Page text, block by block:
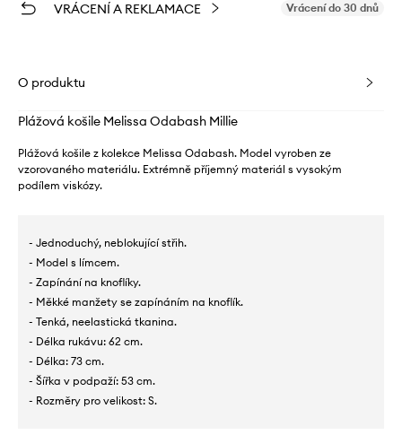
VRÁCENÍ A REKLAMACE Vrácení do 30 dnů
O produktu
Plážová košile Melissa Odabash Millie
Plážová košile z kolekce Melissa Odabash. Model vyroben ze
vzorovaného materiálu. Extrémně příjemný materiál s vysokým
podílem viskózy.
- Jednoduchý, neblokující střih.
- Model s límcem.
- Zapínání na knoflíky.
- Měkké manžety se zapínáním na knoflík.
- Tenká, neelastická tkanina.
- Délka rukávu: 62 cm.
- Délka: 73 cm.
- Šířka v podpaží: 53 cm.
- Rozměry pro velikost: S.